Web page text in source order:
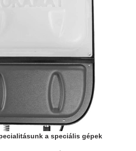
a speciális gépek